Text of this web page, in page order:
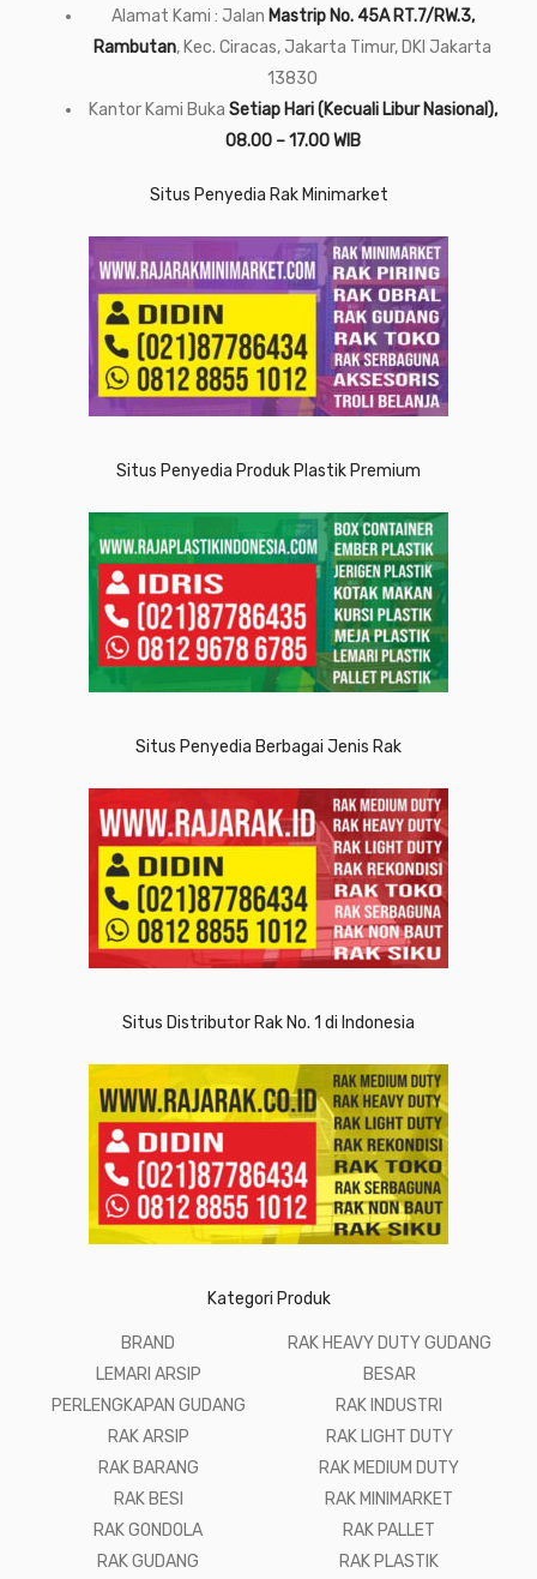
Alamat Kami : Jalan Mastrip No. 45A RT.7/RW.3,
Rambutan, Kec. Ciracas, Jakarta Timur, DKI Jakarta
13830
Kantor Kami Buka Setiap Hari (Kecuali Libur Nasional),
08.00 – 17.00 WIB
Situs Penyedia Rak Minimarket
Situs Penyedia Produk Plastik Premium
Situs Penyedia Berbagai Jenis Rak
Situs Distributor Rak No. 1 di Indonesia
Kategori Produk
BRAND
LEMARI ARSIP
PERLENGKAPAN GUDANG
RAK ARSIP
RAK BARANG
RAK BESI
RAK GONDOLA
RAK GUDANG
RAK HEAVY DUTY GUDANG
BESAR
RAK INDUSTRI
RAK LIGHT DUTY
RAK MEDIUM DUTY
RAK MINIMARKET
RAK PALLET
RAK PLASTIK